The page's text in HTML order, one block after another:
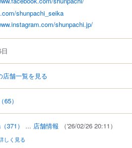
shunpachi_seika
shunpachi.jp/
店舗一覧を見る
（65）
（371） ... 店舗情報 （'26/02/26 20:11）
しく見る